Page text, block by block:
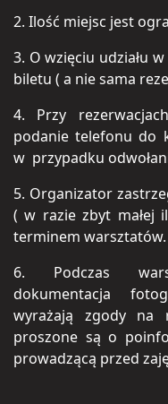
2. Ilość miejsc jest
3. O wzięciu udziału
biletu ( a nie sama
4. Przy
podanie telefonu do
w przypadku
5. Organizator
( w razie zbyt małej
terminem warsztatów.
6. Podczas
dokumentacja
wyrażają zgody na
proszone są o
prowadzącą przed